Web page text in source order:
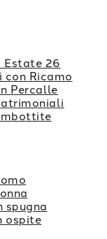
Estate 26
Ricamo
Percalle
spugna
ospite